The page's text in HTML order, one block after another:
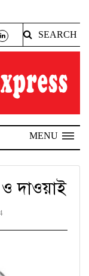
SEARCH
MENU
ও দাওয়াই